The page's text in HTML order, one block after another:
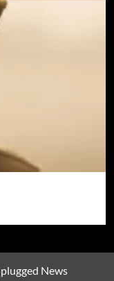
News